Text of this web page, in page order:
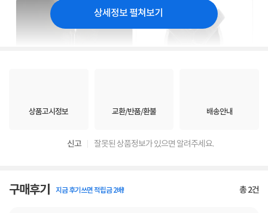
상세정보 펼쳐보기
상품고시정보 교환/반품/환불 배송안내
신고 잘못된 상품정보가 있으면 알려주세요.
구매후기 지금 후기쓰면 적립금 2배! 총2건